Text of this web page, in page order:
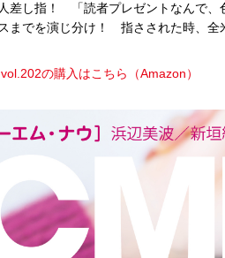
差し指！ 「読者プレゼントなんで、
までを演じ分け！ 指さされた時、
の購入はこちら（Amazon）